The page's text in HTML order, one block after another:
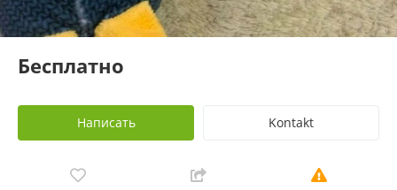
Бесплатно
Написать Kontakt